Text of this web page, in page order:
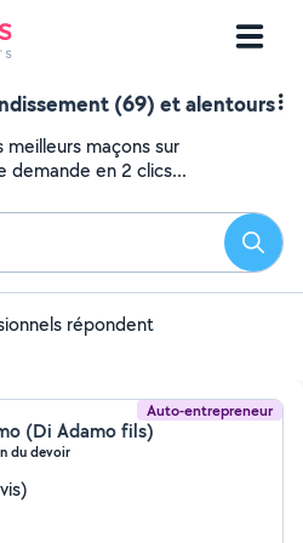
(69) et alentours
maçons sur
demande en 2 clics...
répondent
Auto-entrepreneur
(Di Adamo fils)
du devoir